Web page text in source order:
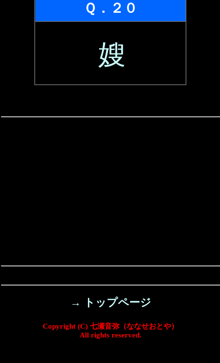
Ｑ．２０
嫂
→ トップページ
Copyright (C) 七瀬音弥（ななせおとや）
All rights reserved.